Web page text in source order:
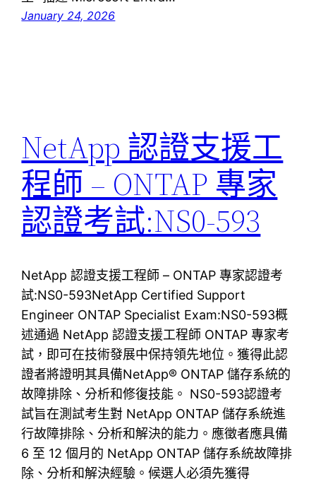
January 24, 2026
NetApp 認證支援工
程師 – ONTAP 專家
認證考試:NS0-593
NetApp 認證支援工程師 – ONTAP 專家認證考
試:NS0-593NetApp Certified Support
Engineer ONTAP Specialist Exam:NS0-593概
述通過 NetApp 認證支援工程師 ONTAP 專家考
試，即可在技術發展中保持領先地位。獲得此認
證者將證明其具備NetApp® ONTAP 儲存系統的
故障排除、分析和修復技能。 NS0-593認證考
試旨在測試考生對 NetApp ONTAP 儲存系統進
行故障排除、分析和解決的能力。應徵者應具備
6 至 12 個月的 NetApp ONTAP 儲存系統故障排
除、分析和解決經驗。候選人必須先獲得